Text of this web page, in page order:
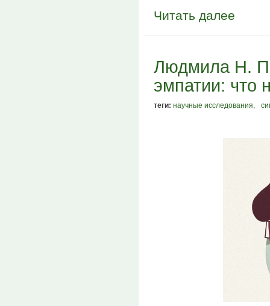
Читать далее
Людмила Н.
эмпатии: что
теги: научные исследования,